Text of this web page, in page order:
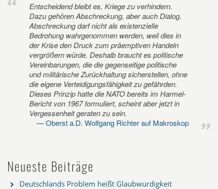
Entscheidend bleibt es, Kriege zu verhindern.
Dazu gehören Abschreckung, aber auch Dialog.
Abschreckung darf nicht als existenzielle
Bedrohung wahrgenommen werden, weil dies in
der Krise den Druck zum präemptiven Handeln
vergrößern würde. Deshalb braucht es politische
Vereinbarungen, die die gegenseitige politische
und militärische Zurückhaltung sicherstellen, ohne
die eigene Verteidigungsfähigkeit zu gefährden.
Dieses Prinzip hatte die NATO bereits im Harmel-
Bericht von 1967 formuliert, scheint aber jetzt in
Vergessenheit geraten zu sein.
Oberst a.D. Wolfgang Richter auf Makroskop
Neueste Beiträge
Deutschlands Problem heißt Glaubwürdigkeit